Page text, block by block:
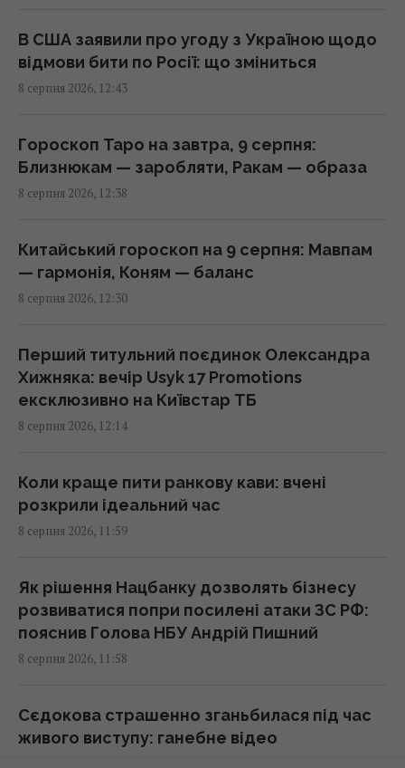
США раптово звільнили генерала, що
командував військами у Європі
Навіщо досвідчені господині кладуть
фольгу в холодильник: простий домашній
11:59 субота, 08 серпня 2026
Школа, церква, бар і 44 будинки: пара зі
квартири
11:55 субота, 08 серпня 2026
Chrome став самовільно скачувати на диск
зупинити
11:41 субота, 08 серпня 2026
щасливчиками нового тижня
11:36 субота, 08 серпня 2026
5 хвилин - і оси більше не турбуватимуть: як
11:30 субота, 08 серпня 2026
В США заявили про угоду з Україною щодо
відмови бити по Росії: що зміниться
8 серпня 2026, 12:43
Гороскоп Таро на завтра, 9 серпня:
Близнюкам — заробляти, Ракам — образа
8 серпня 2026, 12:38
Китайський гороскоп на 9 серпня: Мавпам
— гармонія, Коням — баланс
8 серпня 2026, 12:30
Перший титульний поєдинок Олександра
Хижняка: вечір Usyk 17 Promotions
ексклюзивно на Київстар ТБ
8 серпня 2026, 12:14
Коли краще пити ранкову кави: вчені
розкрили ідеальний час
8 серпня 2026, 11:59
Як рішення Нацбанку дозволять бізнесу
розвиватися попри посилені атаки ЗС РФ:
пояснив Голова НБУ Андрій Пишний
8 серпня 2026, 11:58
Сєдокова страшенно зганьбилася під час
живого виступу: ганебне відео